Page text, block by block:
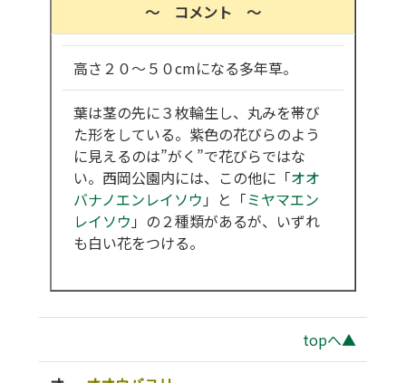
～ コメント ～
高さ２０～５０cmになる多年草。
葉は茎の先に３枚輪生し、丸みを帯び
た形をしている。紫色の花びらのよう
に見えるのは”がく”で花びらではな
い。西岡公園内には、この他に「オオ
バナノエンレイソウ 」と「ミヤマエン
レイソウ 」の２種類があるが、いずれ
も白い花をつける。
topへ▲